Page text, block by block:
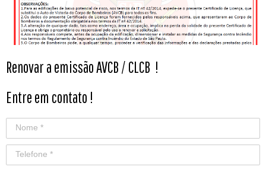
Renovar a emissão AVCB / CLCB !
Entre em contato !